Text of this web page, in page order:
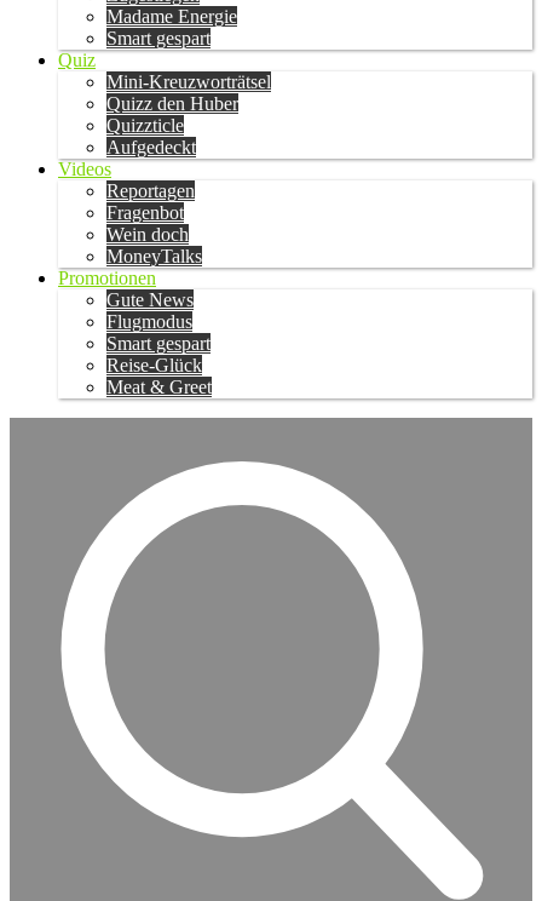
Madame Energie
Smart gespart
Quiz
Mini-Kreuzworträtsel
Quizz den Huber
Quizzticle
Aufgedeckt
Videos
Reportagen
Fragenbot
Wein doch
MoneyTalks
Promotionen
Gute News
Flugmodus
Smart gespart
Reise-Glück
Meat & Greet